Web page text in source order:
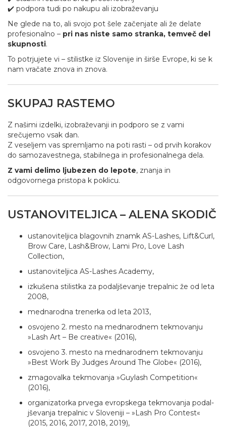
✔️ podpora tudi po nakupu ali izobraževanju
Ne glede na to, ali svojo pot šele začenjate ali že delate
profesionalno – pri nas niste samo stranka, temveč del
skupnosti.
To potrjujete vi – stilistke iz Slovenije in širše Evrope, ki se k
nam vračate znova in znova.
SKUPAJ RASTEMO
Z našimi izdelki, izobraževanji in podporo se z vami
srečujemo vsak dan.
Z veseljem vas spremljamo na poti rasti – od prvih korakov
do samozavestnega, stabilnega in profesionalnega dela.
Z vami delimo ljubezen do lepote, znanja in
odgovornega pristopa k poklicu.
USTANOVITELJICA – ALENA SKODIČ
ustanoviteljica blagovnih znamk AS-Lashes, Lift&Curl,
Brow Care, Lash&Brow, Lami Pro, Love Lash
Collection,
ustanoviteljica AS-Lashes Academy,
izkušena stilistka za podaljševanje trepalnic že od leta
2008,
mednarodna trenerka od leta 2013,
osvojeno 2. mesto na mednarodnem tekmovanju
»Lash Art – Be creative« (2016),
osvojeno 3. mesto na mednarodnem tekmovanju
»Best Work By Judges Around The Globe« (2016),
zmagovalka tekmovanja »Guylash Competition«
(2016),
organizatorka prvega evropskega tekmovanja podal­
jševanja trepalnic v Sloveniji – »Lash Pro Contest«
(2015, 2016, 2017, 2018, 2019),